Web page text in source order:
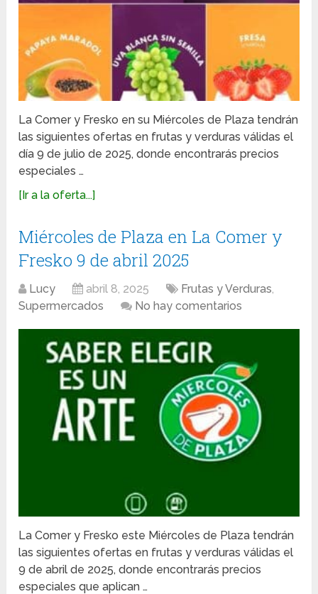
La Comer y Fresko en su Miércoles de Plaza tendrán
las siguientes ofertas en frutas y verduras válidas el
día 9 de julio de 2025, donde encontrarás precios
especiales …
[Ir a la oferta...]
Miércoles de Plaza en La Comer y
Fresko 9 de abril 2025
Lucy abril 8, 2025 Frutas y Verduras,
Supermercados
No hay comentarios
La Comer y Fresko este Miércoles de Plaza tendrán
las siguientes ofertas en frutas y verduras válidas el
9 de abril de 2025, donde encontrarás precios
especiales que aplican …